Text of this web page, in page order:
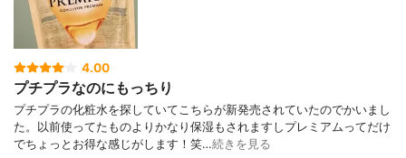
4.00
プチプラなのにもっちり
プチプラの化粧水を探していてこちらが新発売されていたのでかいまし
た。以前使ってたものよりかなり保湿もされますしプレミアムってだけ
でちょっとお得な感じがします！笑…続きを見る